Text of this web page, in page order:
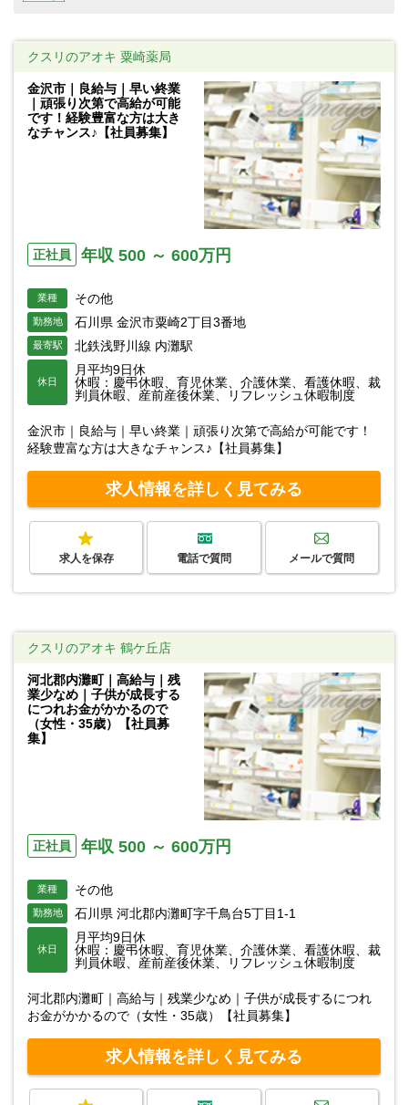
クスリのアオキ 粟崎薬局
金沢市｜良給与｜早い終業
｜頑張り次第で高給が可能
です！経験豊富な方は大き
なチャンス♪【社員募集】
正社員 年収 500 ～ 600万円
業種 その他
勤務地 石川県 金沢市粟崎2丁目3番地
最寄駅 北鉄浅野川線 内灘駅
休日
月平均9日休
休暇：慶弔休暇、育児休業、介護休業、看護休暇、裁
判員休暇、産前産後休業、リフレッシュ休暇制度
金沢市｜良給与｜早い終業｜頑張り次第で高給が可能です！
経験豊富な方は大きなチャンス♪【社員募集】
求人情報を詳しく見てみる
求人を保存 電話で質問 メールで質問
クスリのアオキ 鶴ケ丘店
河北郡内灘町｜高給与｜残
業少なめ｜子供が成長する
につれお金がかかるので
（女性・35歳）【社員募
集】
正社員 年収 500 ～ 600万円
業種 その他
勤務地 石川県 河北郡内灘町字千鳥台5丁目1-1
休日
月平均9日休
休暇：慶弔休暇、育児休業、介護休業、看護休暇、裁
判員休暇、産前産後休業、リフレッシュ休暇制度
河北郡内灘町｜高給与｜残業少なめ｜子供が成長するにつれ
お金がかかるので（女性・35歳）【社員募集】
求人情報を詳しく見てみる